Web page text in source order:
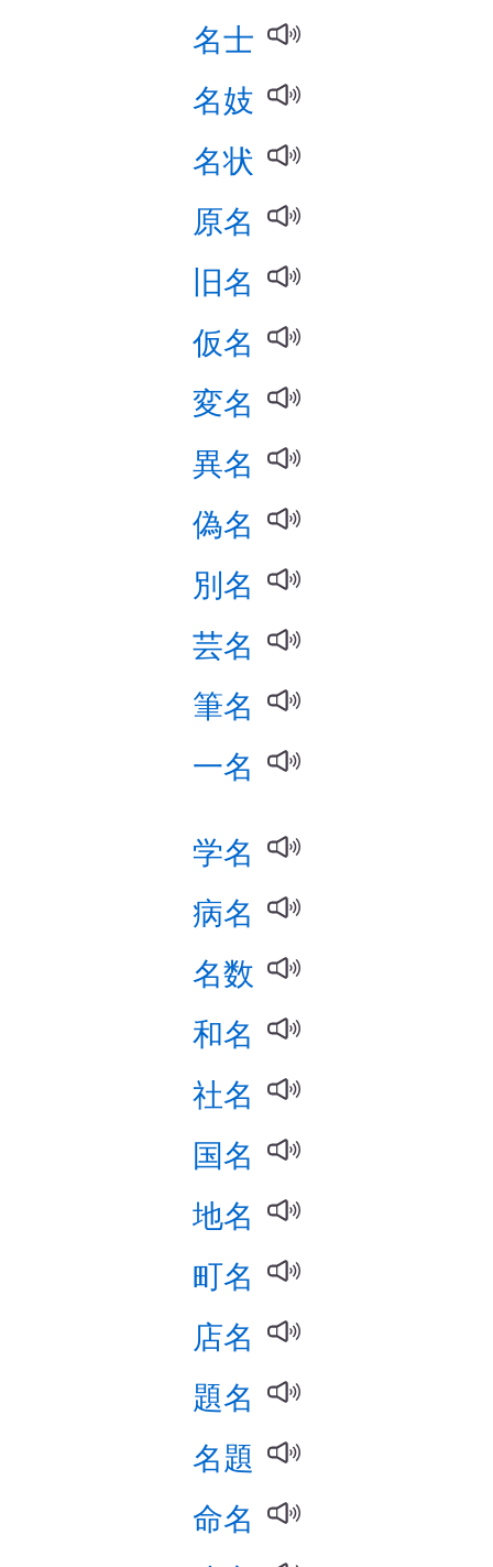
名士
名妓
名状
原名
旧名
仮名
変名
異名
偽名
別名
芸名
筆名
一名
学名
病名
名数
和名
社名
国名
地名
町名
店名
題名
名題
命名